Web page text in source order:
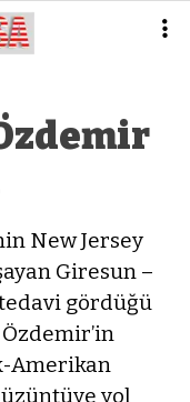
New Jersey
Giresun –
gördüğü
Amerikan
yol